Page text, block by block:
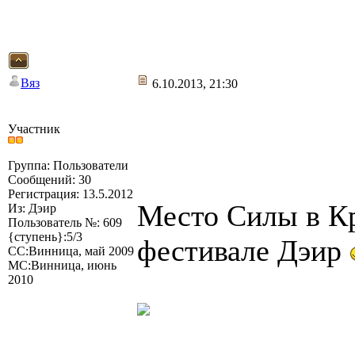
Вяз 6.10.2013, 21:30
Участник
Группа: Пользователи
Сообщений: 30
Регистрация: 13.5.2012
Из: Дэир
Пользователь №: 609
{ступень}:5/3
СС:Винница, май 2009
МС:Винница, июнь
2010
Место Силы в
фестивале Дэир